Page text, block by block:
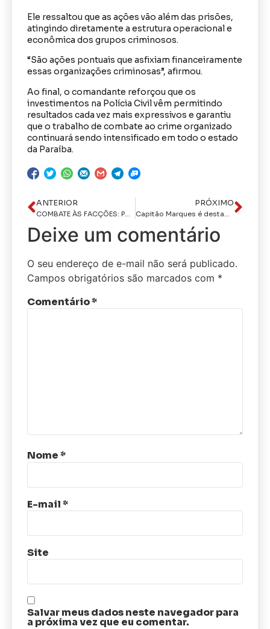
Ele ressaltou que as ações vão além das prisões,
atingindo diretamente a estrutura operacional e
econômica dos grupos criminosos.
“São ações pontuais que asfixiam financeiramente
essas organizações criminosas”, afirmou.
Ao final, o comandante reforçou que os
investimentos na Polícia Civil vêm permitindo
resultados cada vez mais expressivos e garantiu
que o trabalho de combate ao crime organizado
continuará sendo intensificado em todo o estado
da Paraíba.
ANTERIOR PRÓXIMO
Deixe um comentário
O seu endereço de e-mail não será publicado.
Campos obrigatórios são marcados com *
Comentário*
Nome*
E-mail*
Site
Salvar meus dados neste navegador para
a próxima vez que eu comentar.